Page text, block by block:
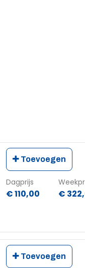
Toevoegen
Dagprijs
€ 110,00 €
Toevoegen